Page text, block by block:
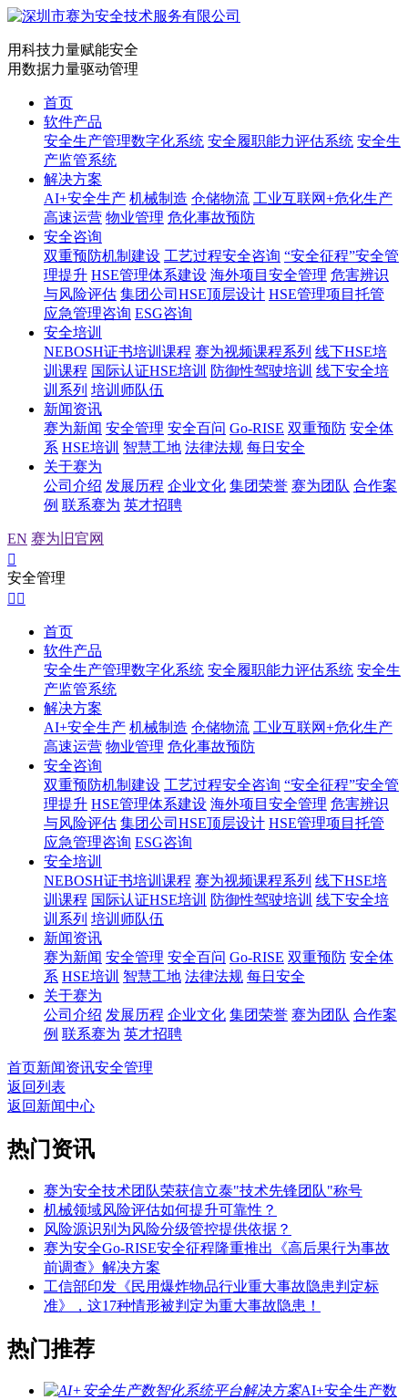
用科技力量赋能安全
用数据力量驱动管理
首页
软件产品
安全生产管理数字化系统 安全履职能力评估系统 安全生
产监管系统
解决方案
AI+安全生产 机械制造 仓储物流 工业互联网+危化生产
高速运营 物业管理 危化事故预防
安全咨询
双重预防机制建设 工艺过程安全咨询 “安全征程”安全管
理提升 HSE管理体系建设 海外项目安全管理 危害辨识
与风险评估 集团公司HSE顶层设计 HSE管理项目托管
应急管理咨询 ESG咨询
安全培训
NEBOSH证书培训课程 赛为视频课程系列 线下HSE培
训课程 国际认证HSE培训 防御性驾驶培训 线下安全培
训系列 培训师队伍
新闻资讯
赛为新闻 安全管理 安全百问 Go-RISE 双重预防 安全体
系 HSE培训 智慧工地 法律法规 每日安全
关于赛为
公司介绍 发展历程 企业文化 集团荣誉 赛为团队 合作案
例 联系赛为 英才招聘
EN 赛为旧官网

安全管理
 
首页
软件产品
安全生产管理数字化系统 安全履职能力评估系统 安全生
产监管系统
解决方案
AI+安全生产 机械制造 仓储物流 工业互联网+危化生产
高速运营 物业管理 危化事故预防
安全咨询
双重预防机制建设 工艺过程安全咨询 “安全征程”安全管
理提升 HSE管理体系建设 海外项目安全管理 危害辨识
与风险评估 集团公司HSE顶层设计 HSE管理项目托管
应急管理咨询 ESG咨询
安全培训
NEBOSH证书培训课程 赛为视频课程系列 线下HSE培
训课程 国际认证HSE培训 防御性驾驶培训 线下安全培
训系列 培训师队伍
新闻资讯
赛为新闻 安全管理 安全百问 Go-RISE 双重预防 安全体
系 HSE培训 智慧工地 法律法规 每日安全
关于赛为
公司介绍 发展历程 企业文化 集团荣誉 赛为团队 合作案
例 联系赛为 英才招聘
首页新闻资讯安全管理
返回列表
返回新闻中心
热门资讯
赛为安全技术团队荣获信立泰"技术先锋团队"称号
机械领域风险评估如何提升可靠性？
风险源识别为风险分级管控提供依据？
赛为安全Go-RISE安全征程隆重推出《高后果行为事故
前调查》解决方案
工信部印发《民用爆炸物品行业重大事故隐患判定标
准》，这17种情形被判定为重大事故隐患！
热门推荐
AI+安全生产数